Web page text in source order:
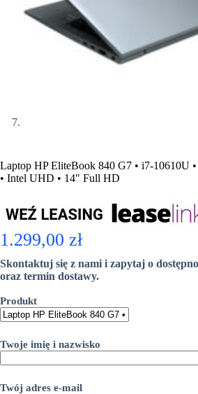
Laptop HP EliteBook 840 G7 • i7-10610U
• Intel UHD • 14″ Full HD
1.299,00 zł
Skontaktuj się z nami i zapytaj o
oraz termin dostawy.
Produkt
Twoje imię i nazwisko
Twój adres e-mail